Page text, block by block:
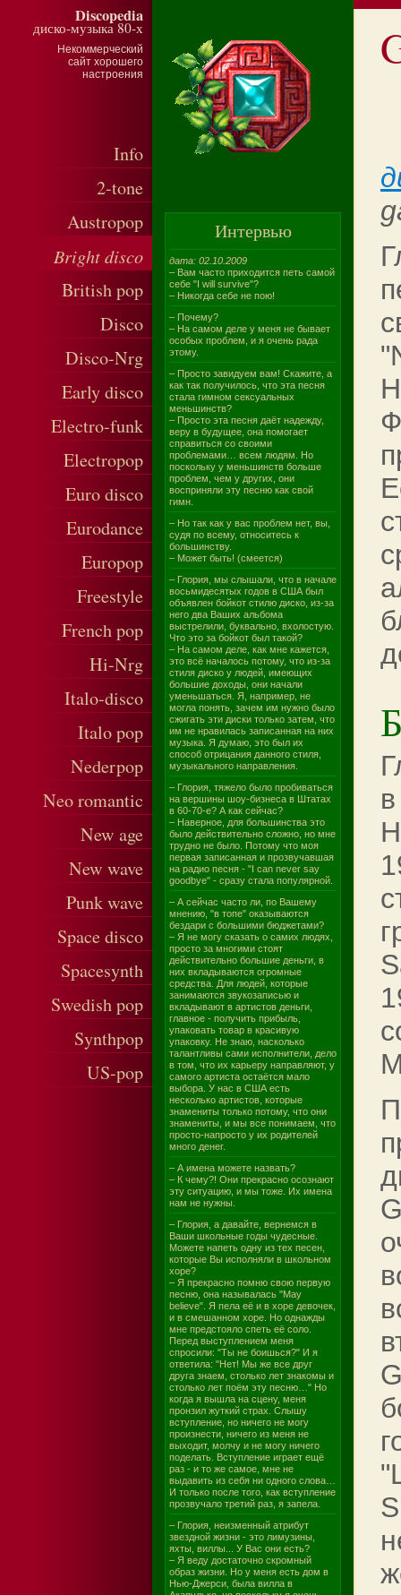
Discopedia
диско-музыка 80-х
Некоммерческий
сайт хорошего
настроения
Info
2-tone
Austropop
Bright disco
British pop
Disco
Disco-Nrg
Early disco
Electro-funk
Electropop
Euro disco
Eurodance
Europop
Freestyle
French pop
Hi-Nrg
Italo-disco
Italo pop
Nederpop
Neo romantic
New age
New wave
Punk wave
Space disco
Spacesynth
Swedish pop
Synthpop
US-pop
Интервью
дата: 02.10.2009
– Вам часто приходится петь самой
себе "I will survive"?
– Никогда себе не пою!
– Почему?
– На самом деле у меня не бывает
особых проблем, и я очень рада
этому.
– Просто завидуем вам! Скажите, а
как так получилось, что эта песня
стала гимном сексуальных
меньшинств?
– Просто эта песня даёт надежду,
веру в будущее, она помогает
справиться со своими
проблемами… всем людям. Но
поскольку у меньшинств больше
проблем, чем у других, они
восприняли эту песню как свой
гимн.
– Но так как у вас проблем нет, вы,
судя по всему, относитесь к
большинству.
– Может быть! (смеется)
– Глория, мы слышали, что в начале
восьмидесятых годов в США был
объявлен бойкот стилю диско, из-за
него два Ваших альбома
выстрелили, буквально, вхолостую.
Что это за бойкот был такой?
– На самом деле, как мне кажется,
это всё началось потому, что из-за
стиля диско у людей, имеющих
большие доходы, они начали
уменьшаться. Я, например, не
могла понять, зачем им нужно было
сжигать эти диски только затем, что
им не нравилась записанная на них
музыка. Я думаю, это был их
способ отрицания данного стиля,
музыкального направления.
– Глория, тяжело было пробиваться
на вершины шоу-бизнеса в Штатах
в 60-70-е? А как сейчас?
– Наверное, для большинства это
было действительно сложно, но мне
трудно не было. Потому что моя
первая записанная и прозвучавшая
на радио песня - "I can never say
goodbye" - сразу стала популярной.
– А сейчас часто ли, по Вашему
мнению, "в топе" оказываются
бездари с большими бюджетами?
– Я не могу сказать о самих людях,
просто за многими стоят
действительно большие деньги, в
них вкладываются огромные
средства. Для людей, которые
занимаются звукозаписью и
вкладывают в артистов деньги,
главное - получить прибыль,
упаковать товар в красивую
упаковку. Не знаю, насколько
талантливы сами исполнители, дело
в том, что их карьеру направляют, у
самого артиста остаётся мало
выбора. У нас в США есть
несколько артистов, которые
знамениты только потому, что они
знамениты, и мы все понимаем, что
просто-напросто у их родителей
много денег.
– А имена можете назвать?
– К чему?! Они прекрасно осознают
эту ситуацию, и мы тоже. Их имена
нам не нужны.
– Глория, а давайте, вернемся в
Ваши школьные годы чудесные.
Можете напеть одну из тех песен,
которые Вы исполняли в школьном
хоре?
– Я прекрасно помню свою первую
песню, она называлась "May
believe". Я пела её и в хоре девочек,
и в смешанном хоре. Но однажды
мне предстояло спеть её соло.
Перед выступлением меня
спросили: "Ты не боишься?" И я
ответила: "Нет! Мы же все друг
друга знаем, столько лет знакомы и
столько лет поём эту песню…" Но
когда я вышла на сцену, меня
пронзил жуткий страх. Слышу
вступление, но ничего не могу
произнести, ничего из меня не
выходит, молчу и не могу ничего
поделать. Вступление играет ещё
раз - и то же самое, мне не
выдавить из себя ни одного слова…
И только после того, как вступление
прозвучало третий раз, я запела.
– Глория, неизменный атрибут
звездной жизни - это лимузины,
яхты, виллы... У Вас они есть?
– Я веду достаточно скромный
образ жизни. Но у меня есть дом в
Нью-Джерси, была вилла в